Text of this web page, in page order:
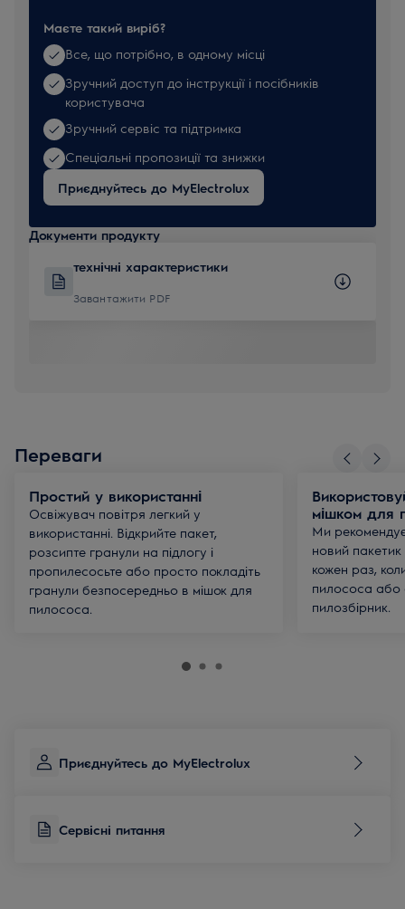
Маєте такий виріб?
Все, що потрібно, в одному місці
Зручний доступ до інструкції і посібників
користувача
Зручний сервіс та підтримка
Спеціальні пропозиції та знижки
Приєднуйтесь до MyElectrolux
Документи продукту
технічні характеристики
Завантажити PDF
Переваги
Простий у використанні
Освіжувач повітря легкий у
використанні. Відкрийте пакет,
розсипте гранули на підлогу і
пропилесосьте або просто покладіть
гранули безпосередньо в мішок для
пилососа.
мішком для
Ми
новий
кожен раз,
пилососа або
пилозбірник.
Приєднуйтесь до MyElectrolux
Сервісні питання